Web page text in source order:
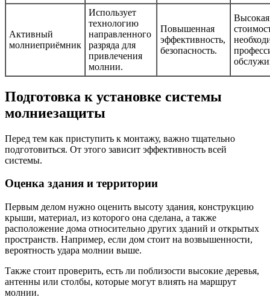
Активный
молниеприёмник
Использует
технологию
направленного
разряда для
привлечения
молнии.
Повышенная
эффективность,
безопасность.
Высокая
Подготовка к установке системы
молниезащиты
Перед тем как приступить к монтажу, важно тщательно
подготовиться. От этого зависит эффективность всей
системы.
Оценка здания и территории
Первым делом нужно оценить высоту здания, конструкцию
крыши, материал, из которого она сделана, а также
расположение дома относительно других зданий и открытых
пространств. Например, если дом стоит на возвышенности,
вероятность удара молнии выше.
Также стоит проверить, есть ли поблизости высокие деревья,
антенны или столбы, которые могут влиять на маршрут
молнии.